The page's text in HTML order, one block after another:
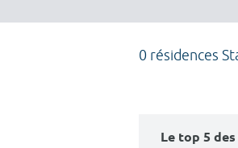
0 résidences
Le top 5